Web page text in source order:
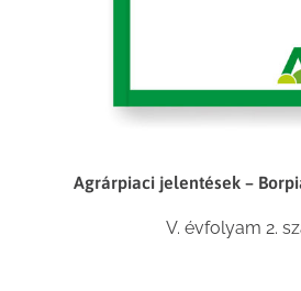
Agrárpiaci jelentések –
V. évfolyam 2.